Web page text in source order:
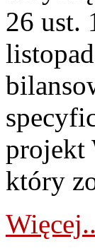
26 ust.
projekt
który